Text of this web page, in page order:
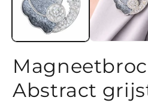
Abstract